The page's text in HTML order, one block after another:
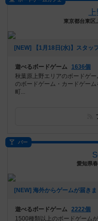
東京都台東区
遊べるボードゲーム
1636個
秋葉原上野エリアのボードゲ
のボードゲーム・カードゲー
町...
バー
愛知県
[NEW] 海外からゲームが届き
遊べるボードゲーム 2222個
1500種類以上のボードゲーム